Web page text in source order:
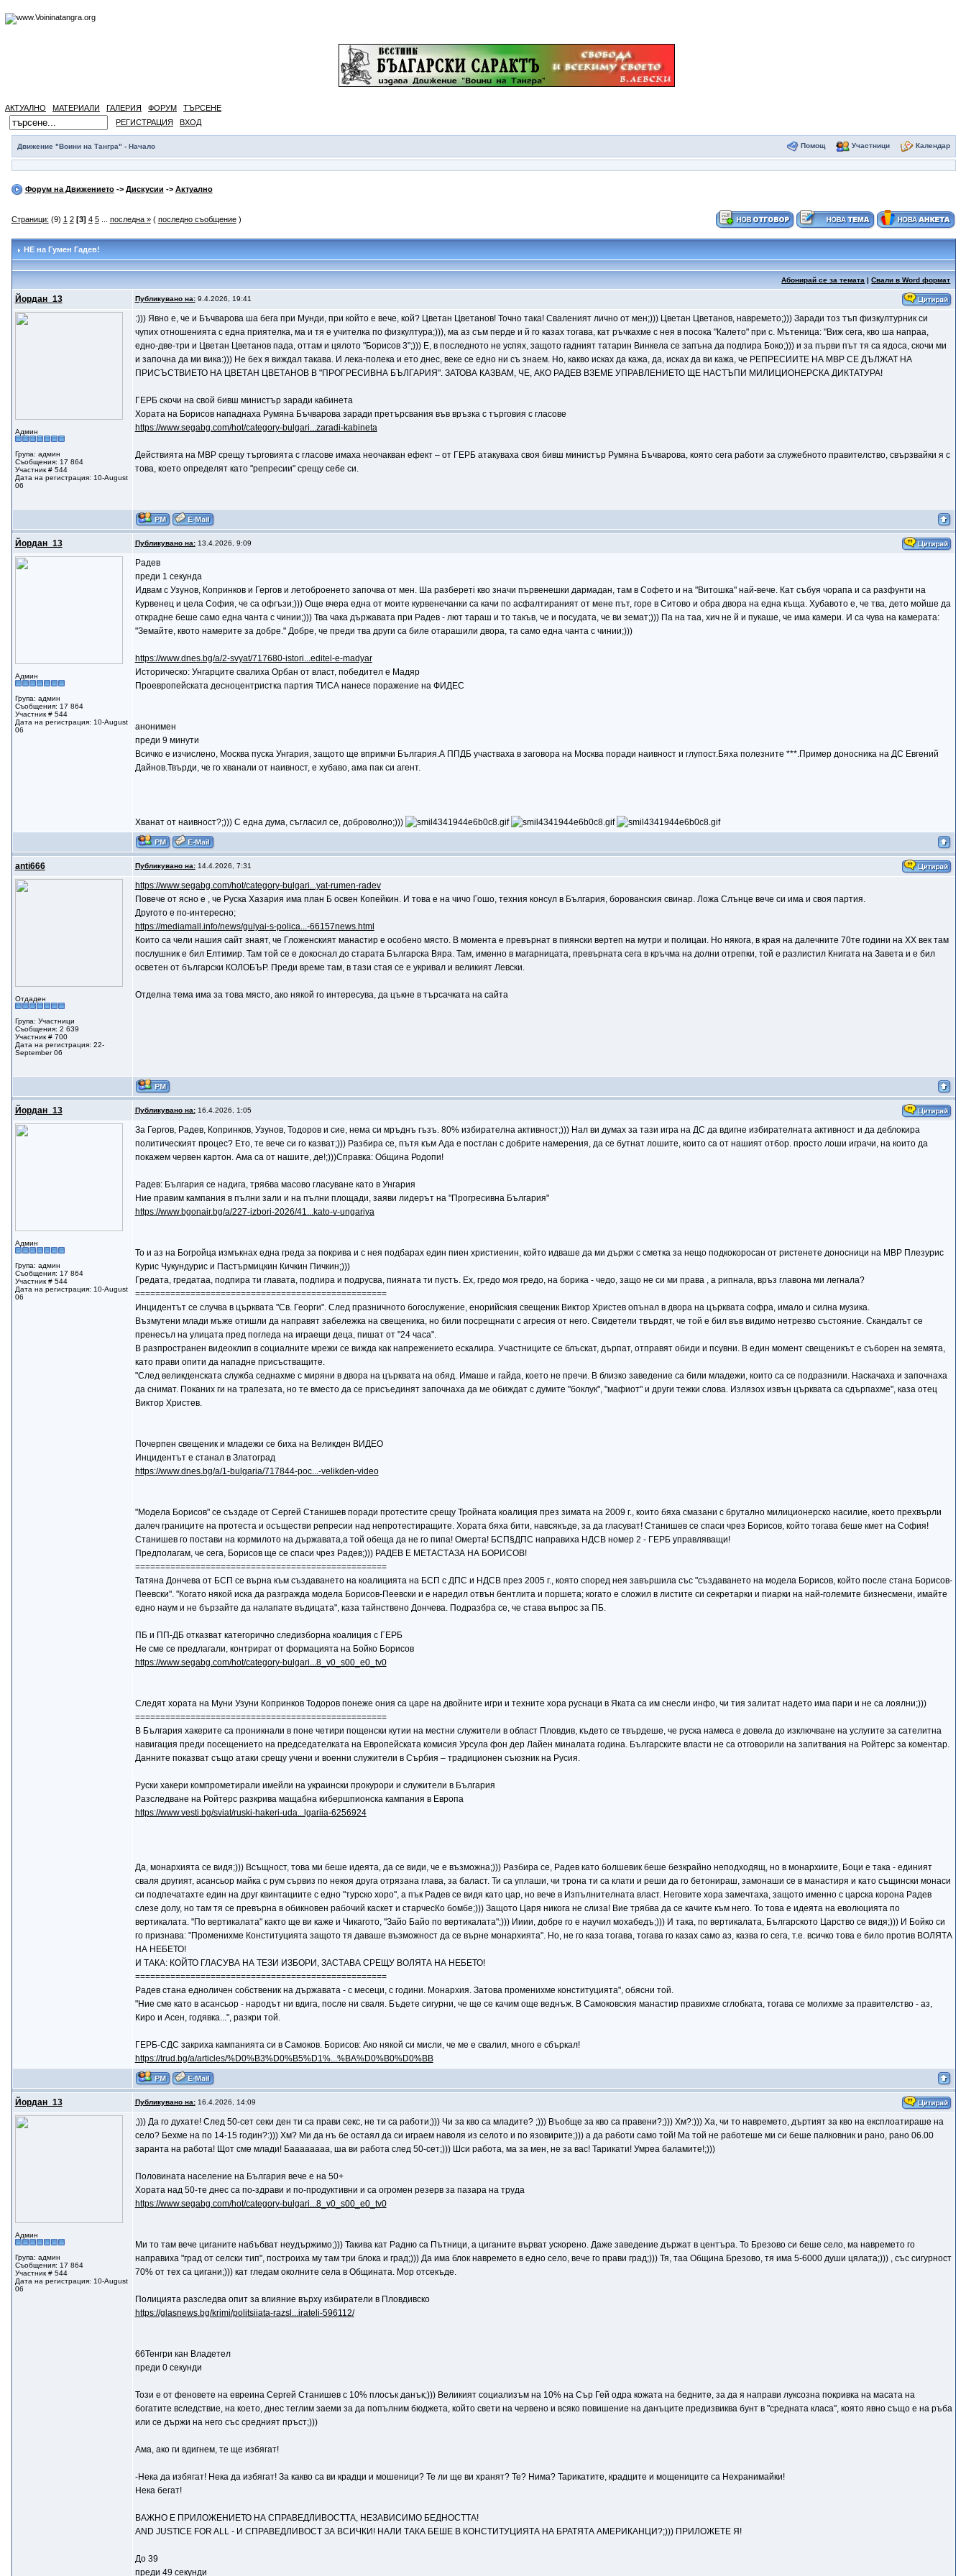
АКТУАЛНО МАТЕРИАЛИ ГАЛЕРИЯ ФОРУМ
ТЪРСЕНЕ
РЕГИСТРАЦИЯ
ВХОД
Движение "Воини на Тангра" - Начало Помощ Участници Календар
Форум на Движението-> Дискусии -> Актуално
Страници: (9) 1 2 [3] 4 5... последна »( последно съобщение)
НЕ на Гумен Гадев!
Абонирай се за темата |Свали в Word формат
Йордан_13 Публикувано на:9.4.2026, 19:41
Админ
Група: админ
Съобщения: 17 864
Участник # 544
Дата на регистрация: 10-August
06
:))) Явно е, че и Бъчварова ша бега при Мунди, при който е вече, кой? Цветан Цветанов! Точно така! Сваленият лично от мен;))) Цветан Цветанов, навремето;))) Заради тоз тъп физкултурник си
чупих отношенията с една приятелка, ма и тя е учителка по физкултура;))), ма аз съм перде и й го казах тогава, кат ръчкахме с нея в посока "Калето" при с. Мътеница: "Виж сега, кво ша напраа,
едно-две-три и Цветан Цветанов пада, оттам и цялото "Борисов 3";))) Е, в последното не успях, защото гадният татарин Винкела се запъна да подпира Боко;))) и за първи път тя са ядоса, скочи ми
и започна да ми вика:))) Не бех я виждал такава. И лека-полека и ето днес, веке се едно ни съ знаем. Но, какво исках да кажа, да, исках да ви кажа, че РЕПРЕСИИТЕ НА МВР СЕ ДЪЛЖАТ НА
ПРИСЪСТВИЕТО НА ЦВЕТАН ЦВЕТАНОВ В "ПРОГРЕСИВНА БЪЛГАРИЯ". ЗАТОВА КАЗВАМ, ЧЕ, АКО РАДЕВ ВЗЕМЕ УПРАВЛЕНИЕТО ЩЕ НАСТЪПИ МИЛИЦИОНЕРСКА ДИКТАТУРА!
ГЕРБ скочи на свой бивш министър заради кабинета
Хората на Борисов нападнаха Румяна Бъчварова заради претърсвания във връзка с търговия с гласове
https://www.segabg.com/hot/category-bulgari...zaradi-kabineta
Действията на МВР срещу търговията с гласове имаха неочакван ефект – от ГЕРБ атакуваха своя бивш министър Румяна Бъчварова, която сега работи за служебното правителство, свързвайки я с
това, което определят като "репресии" срещу себе си.
Йордан_13 Публикувано на:13.4.2026, 9:09
Админ
Група: админ
Съобщения: 17 864
Участник # 544
Дата на регистрация: 10-August
06
Радев
преди 1 секунда
Идвам с Узунов, Копринков и Гергов и летоброенето започва от мен. Ша разберетi кво значи първенешки дармадан, там в Софето и на "Витошка" най-вече. Кат събуя чорапа и са разфунти на
Курвенец и цела София, че са офгъзи;))) Oще вчера една от моите курвенечанки са качи по асфалтираният от мене път, горе в Ситово и обра двора на една къща. Хубавото е, че тва, дето мойше да
открадне беше само една чанта с чинии;))) Тва чака държавата при Радев - лют тараш и то такъв, че и посудата, че ви земат;))) Па на таа, хич не й и пукаше, че има камери. И са чува на камерата:
"Земайте, квото намерите за добре." Добре, че преди тва други са биле отарашили двора, та само една чанта с чинии;)))
https://www.dnes.bg/a/2-svyat/717680-istori...editel-e-madyar
Историческо: Унгарците свалиха Орбан от власт, победител е Мадяр
Проевропейската десноцентристка партия ТИСА нанесе поражение на ФИДЕС
анонимен
преди 9 минути
Всичко е изчислено, Москва пуска Унгария, защото ще впримчи България.А ППДБ участваха в заговора на Москва поради наивност и глупост.Бяха полезните ***.Пример доносника на ДС Евгений
Дайнов.Твърди, че го хванали от наивност, е хубаво, ама пак си агент.
Хванат от наивност?;))) С една дума, съгласил се, доброволно;)))
anti666 Публикувано на:14.4.2026, 7:31
Отдаден
Група: Участници
Съобщения: 2 639
Участник # 700
Дата на регистрация: 22-
September 06
https://www.segabg.com/hot/category-bulgari...yat-rumen-radev
Повече от ясно е , че Руска Хазария има план Б освен Копейкин. И това е на чичо Гошо, техния консул в България, борованския свинар. Ложа Слънце вече си има и своя партия.
Другото е по-интересно;
https://mediamall.info/news/gulyai-s-polica...-66157news.html
Които са чели нашия сайт знаят, че Гложенският манастир е особено място. В момента е превърнат в пиянски вертеп на мутри и полицаи. Но някога, в края на далечните 70те години на ХХ век там
послушник е бил Елтимир. Там той се е докоснал до старата Българска Вяра. Там, именно в магарницата, превърната сега в кръчма на долни отрепки, той е разлистил Книгата на Завета и е бил
осветен от български КОЛОБЪР. Преди време там, в тази стая се е укривал и великият Левски.
Отделна тема има за това място, ако някой го интересува, да цъкне в търсачката на сайта
Йордан_13 Публикувано на:16.4.2026, 1:05
Админ
Група: админ
Съобщения: 17 864
Участник # 544
Дата на регистрация: 10-August
06
За Гергов, Радев, Копринков, Узунов, Тодоров и сие, нема си мръднъ гъзъ. 80% избирателна активност;))) Нал ви думах за тази игра на ДС да вдигне избирателната активност и да деблокира
политическият процес? Ето, те вече си го казват;))) Разбира се, пътя към Ада е постлан с добрите намерения, да се бутнат лошите, които са от нашият отбор. просто лоши играчи, на които да
покажем червен картон. Ама са от нашите, де!;)))Справка: Община Родопи!
Радев: България се надига, трябва масово гласуване като в Унгария
Ние правим кампания в пълни зали и на пълни площади, заяви лидерът на "Прогресивна България"
https://www.bgonair.bg/a/227-izbori-2026/41...kato-v-ungariya
То и аз на Богройца измъкнах една греда за покрива и с нея подбарах един пиен христиенин, който идваше да ми държи с сметка за нещо подкокоросан от ристенете доносници на МВР Плезурис
Курис Чукундурис и Пастърмицкин Кичкин Пичкин;)))
Гредата, гредатаа, подпира ти главата, подпира и подрусва, пияната ти пустъ. Ех, гредо моя гредо, на борика - чедо, защо не си ми права , а рипнала, връз главона ми легнала?
==================================================
Инцидентът се случва в църквата "Св. Георги". След празничното богослужение, енорийския свещеник Виктор Христев опънал в двора на църквата софра, имало и силна музика.
Възмутени млади мъже отишли да направят забележка на свещеника, но били посрещнати с агресия от него. Свидетели твърдят, че той е бил във видимо нетрезво състояние. Скандалът се
пренесъл на улицата пред погледа на играещи деца, пишат от "24 часа".
В разпространен видеоклип в социалните мрежи се вижда как напрежението ескалира. Участниците се блъскат, дърпат, отправят обиди и псувни. В един момент свещеникът е съборен на земята,
като прави опити да нападне присъстващите.
"След великденската служба седнахме с миряни в двора на църквата на обяд. Имаше и гайда, което не пречи. В близко заведение са били младежи, които са се подразнили. Наскачаха и започнаха
да снимат. Поканих ги на трапезата, но те вместо да се присъединят започнаха да ме обиждат с думите "боклук", "мафиот" и други тежки слова. Излязох извън църквата са сдърпахме", каза отец
Виктор Христев.
Почерпен свещеник и младежи се биха на Великден ВИДЕО
Инцидентът е станал в Златоград
https://www.dnes.bg/a/1-bulgaria/717844-poc...-velikden-video
"Модела Борисов" се създаде от Сергей Станишев поради протестите срещу Тройната коалиция през зимата на 2009 г., които бяха смазани с брутално милиционерско насилие, което прехвърли
далеч границите на протеста и осъществи репресии над непротестиращите. Хората бяха бити, навсякъде, за да гласуват! Станишев се спаси чрез Борисов, който тогава беше кмет на София!
Станишев го постави на кормилото на държавата,а той обеща да не го пипа! Омерта! БСП§ДПС направиха НДСВ номер 2 - ГЕРБ управляващи!
Предполагам, че сега, Борисов ще се спаси чрез Радев;))) РАДЕВ Е МЕТАСТАЗА НА БОРИСОВ!
==================================================
Татяна Дончева от БСП се върна към създаването на коалицията на БСП с ДПС и НДСВ през 2005 г., която според нея завършила със "създаването на модела Борисов, който после стана Борисов-
Пеевски". "Когато някой иска да разгражда модела Борисов-Пеевски и е наредил отвън бентлита и поршета; когато е сложил в листите си секретарки и пиарки на най-големите бизнесмени, имайте
едно наум и не бързайте да налапате въдицата", каза тайнствено Дончева. Подразбра се, че става въпрос за ПБ.
ПБ и ПП-ДБ отказват категорично следизборна коалиция с ГЕРБ
Не сме се предлагали, контрират от формацията на Бойко Борисов
https://www.segabg.com/hot/category-bulgari...8_v0_s00_e0_tv0
Следят хората на Муни Узуни Копринков Тодоров понеже ония са царе на двойните игри и техните хора руснаци в Яката са им снесли инфо, чи тия залитат надето има пари и не са лоялни;)))
==================================================
В България хакерите са проникнали в поне четири пощенски кутии на местни служители в област Пловдив, където се твърдеше, че руска намеса е довела до изключване на услугите за сателитна
навигация преди посещението на председателката на Европейската комисия Урсула фон дер Лайен миналата година. Българските власти не са отговорили на запитвания на Ройтерс за коментар.
Данните показват също атаки срещу учени и военни служители в Сърбия – традиционен съюзник на Русия.
Руски хакери компрометирали имейли на украински прокурори и служители в България
Разследване на Ройтерс разкрива мащабна кибершпионска кампания в Европа
https://www.vesti.bg/sviat/ruski-hakeri-uda...lgariia-6256924
Да, монархията се видя;))) Всъщност, това ми беше идеята, да се види, че е възможна;))) Разбира се, Радев като болшевик беше безкрайно неподходящ, но в монархиите, Боци е така - единият
сваля другият, асансьор майка с рум сървиз по некоя друга отрязана глава, за баласт. Ти са уплаши, чи трона ти са клати и реши да го бетонираш, замонаши се в манастиря и като същински монаси
си подпечатахте един на друг квинтациите с едно "турско хоро", а пък Радев се видя като цар, но вече в Изпълнителната власт. Неговите хора замечтаха, защото именно с царска корона Радев
слезе долу, но там тя се превърна в обикновен рабочий каскет и старчесКо бомбе;))) Защото Царя никога не слиза! Вие трябва да се качите към него. То това е идеята на еволюцията по
вертикалата. "По вертикалата" както ще ви каже и Чикагото, "Зайо Байо по вертикалата";))) Ииии, добре го е научил мохабедъ;))) И така, по вертикалата, Българското Царство се видя;))) И Бойко си
го признава: "Променихме Конституцията защото тя даваше възможност да се върне монархията". Но, не го каза тогава, тогава го казах само аз, казва го сега, т.е. всичко това е било против ВОЛЯТА
НА НЕБЕТО!
И ТАКА: КОЙТО ГЛАСУВА НА ТЕЗИ ИЗБОРИ, ЗАСТАВА СРЕЩУ ВОЛЯТА НА НЕБЕТО!
==================================================
Радев стана едноличен собственик на държавата - с месеци, с години. Монархия. Затова променихме конституцията", обясни той.
"Ние сме като в асансьор - народът ни вдига, после ни сваля. Бъдете сигурни, че ще се качим още веднъж. В Самоковския манастир правихме сглобката, тогава се молихме за правителство - аз,
Киро и Асен, годявка...", разкри той.
ГЕРБ-СДС закриха кампанията си в Самоков. Борисов: Ако някой си мисли, че ме е свалил, много е сбъркал!
https://trud.bg/a/articles/%D0%B3%D0%B5%D1%...%BA%D0%B0%D0%BB
Йордан_13 Публикувано на:16.4.2026, 14:09
Админ
Група: админ
Съобщения: 17 864
Участник # 544
Дата на регистрация: 10-August
06
;))) Да го духате! След 50-сет секи ден ти са прави секс, не ти са работи;))) Чи за кво са младите? ;))) Въобще за кво са правени?;))) Хм?:))) Ха, чи то навремето, дъртият за кво на експлоатираше на
село? Бехме на по 14-15 годин?:))) Хм? Ми да нъ бе остаял да си играем наволя из селото и по язовирите;))) а да работи само той! Ма той не работеше ми си беше палковник и рано, рано 06.00
заранта на работа! Щот сме млади! Баааааааа, ша ви работа след 50-сет;))) Шси работа, ма за мен, не за вас! Тарикати! Умреа баламите!;)))
Половината население на България вече е на 50+
Хората над 50-те днес са по-здрави и по-продуктивни и са огромен резерв за пазара на труда
https://www.segabg.com/hot/category-bulgari...8_v0_s00_e0_tv0
Ми то там вече циганите набъбват неудържимо;))) Такива кат Радню са Пътници, а циганите върват ускорено. Даже заведение държат в центъра. То Брезово си беше село, ма навремето го
направиха "град от селски тип", построиха му там три блока и град;))) Да има блок навремето в едно село, вече го прави град;))) Тя, таа Община Брезово, тя има 5-6000 души цялата;))) , със сигурност
70% от тех са цигани;))) кат гледам околните села в Общината. Мор отсекъде.
Полицията разследва опит за влияние върху избиратели в Пловдивско
https://glasnews.bg/krimi/politsiiata-razsl...irateli-596112/
66Тенгри кан Владетел
преди 0 секунди
Този е от феновете на евреина Сергей Станишев с 10% плосък данък;))) Великият социализъм на 10% на Сър Гей одра кожата на бедните, за да я направи луксозна покривка на масата на
богатите вследствие, на което, днес теглим заеми за да попълним бюджета, който свети на червено и всяко повишение на данъците предизвиква бунт в "средната класа", която явно също е на ръба
или се държи на него със средният пръст;)))
Ама, ако ги вдигнем, те ще избягат!
-Нека да избягат! Нeка да избягат! За какво са ви крадци и мошеници? Те ли ще ви хранят? Те? Нима? Тарикатите, крадците и мощениците са Нехранимайки!
Нека бегат!
ВАЖНО Е ПРИЛОЖЕНИЕТО НА СПРАВЕДЛИВОСТТА, НЕЗАВИСИМО БЕДНОСТТА!
AND JUSTICE FOR ALL - И СПРАВЕДЛИВОСТ ЗА ВСИЧКИ! НАЛИ ТАКА БЕШЕ В КОНСТИТУЦИЯТА НА БРАТЯТА АМЕРИКАНЦИ?;))) ПРИЛОЖЕТЕ Я!
До 39
преди 49 секунди